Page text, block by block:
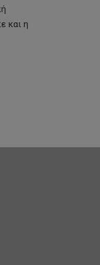
και η